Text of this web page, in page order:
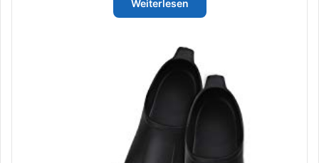
€27,17
Weiterlesen